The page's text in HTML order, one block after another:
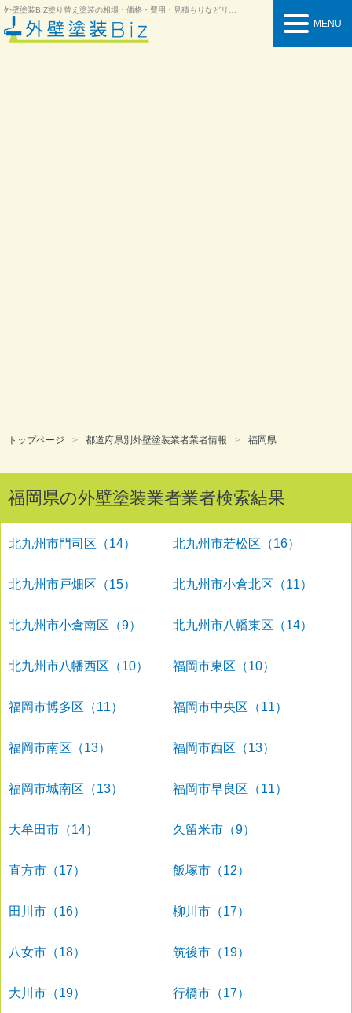
外壁塗装BIZ塗り替え塗装の相場・価格・費用・見積もりなどリフォーム情報を紹介
MENU
トップページ 都道府県別外壁塗装業者業者情報 福岡県
福岡県の外壁塗装業者業者検索結果
北九州市門司区（14） 北九州市若松区（16）
北九州市戸畑区（15） 北九州市小倉北区（11）
北九州市小倉南区（9） 北九州市八幡東区（14）
北九州市八幡西区（10） 福岡市東区（10）
福岡市博多区（11） 福岡市中央区（11）
福岡市南区（13） 福岡市西区（13）
福岡市城南区（13） 福岡市早良区（11）
大牟田市（14） 久留米市（9）
直方市（17） 飯塚市（12）
田川市（16） 柳川市（17）
八女市（18） 筑後市（19）
大川市（19） 行橋市（17）